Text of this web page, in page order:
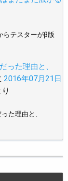
らテスターがβ版
った理由と、
2016年07月21日
た理由と、